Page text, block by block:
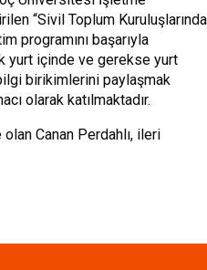
“Sivil Toplum Kuruluşlarında
programını başarıyla
yurt içinde ve gerekse yurt
birikimlerini paylaşmak
olarak katılmaktadır.
olan Canan Perdahlı, ileri